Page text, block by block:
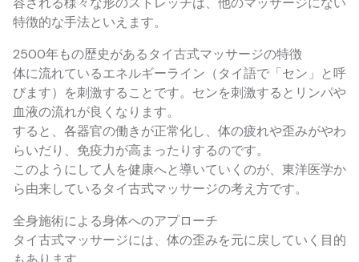
特徴的な手法といえます。
2500年もの歴史があるタイ古式マッサージの特徴
体に流れているエネルギーライン（タイ語で「セン」と呼
びます）を刺激することです。センを刺激するとリンパや
血液の流れが良くなります。
すると、各器官の働きが正常化し、体の疲れや歪みがやわ
らいだり、免疫力が高まったりするのです。
このようにして人を健康へと導いていくのが、東洋医学か
ら由来しているタイ古式マッサージの考え方です。
全身施術による身体へのアプローチ
タイ古式マッサージには、体の歪みを元に戻していく目的